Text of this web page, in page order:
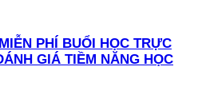
PHÍ BUỔI HỌC TRỰC
GIÁ TIỀM NĂNG HỌC